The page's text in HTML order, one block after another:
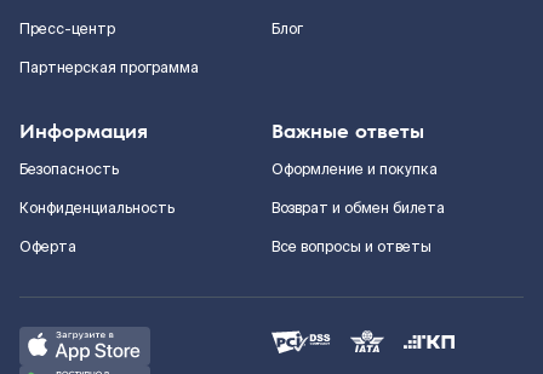
Пресс-центр
Партнерская программа
Блог
Информация
Безопасность
Конфиденциальность
Оферта
Важные ответы
Оформление и покупка
Возврат и обмен билета
Все вопросы и ответы